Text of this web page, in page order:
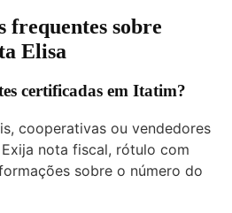
frequentes sobre
Elisa
certificadas em Itatim?
cooperativas ou vendedores
nota fiscal, rótulo com
sobre o número do